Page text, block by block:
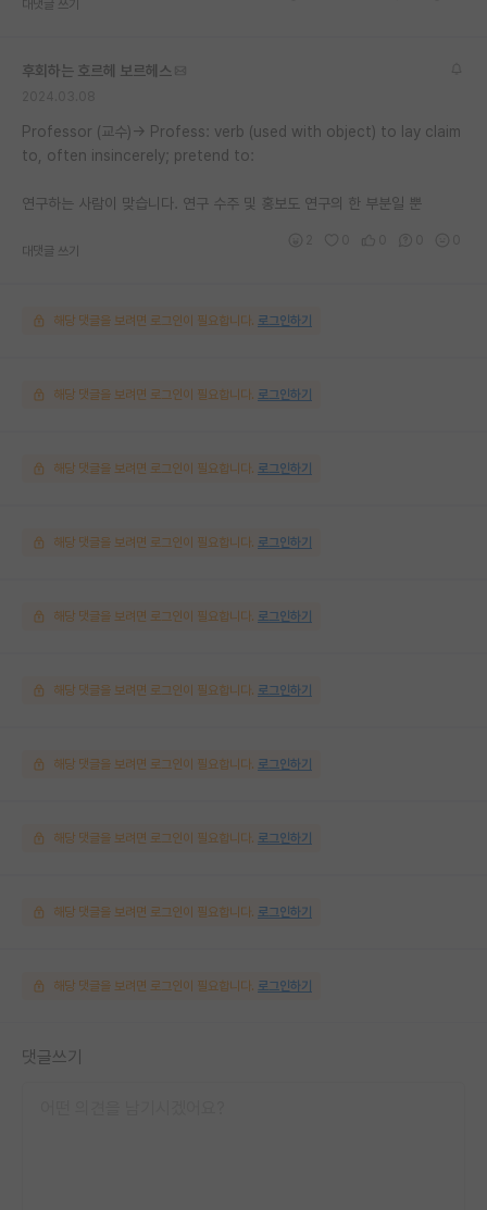
대댓글 쓰기
후회하는 호르헤 보르헤스
Professor (교수)-> Profess: verb (used with object) to lay claim
to, often insincerely; pretend to:
연구하는 사람이 맞습니다. 연구 수주 및 홍보도 연구의 한 부분일 뿐
대댓글 쓰기
해당 댓글을 보려면 로그인이 필요합니다. 로그인하기
해당 댓글을 보려면 로그인이 필요합니다. 로그인하기
해당 댓글을 보려면 로그인이 필요합니다. 로그인하기
해당 댓글을 보려면 로그인이 필요합니다. 로그인하기
해당 댓글을 보려면 로그인이 필요합니다. 로그인하기
해당 댓글을 보려면 로그인이 필요합니다. 로그인하기
해당 댓글을 보려면 로그인이 필요합니다. 로그인하기
해당 댓글을 보려면 로그인이 필요합니다. 로그인하기
해당 댓글을 보려면 로그인이 필요합니다. 로그인하기
해당 댓글을 보려면 로그인이 필요합니다. 로그인하기
댓글쓰기